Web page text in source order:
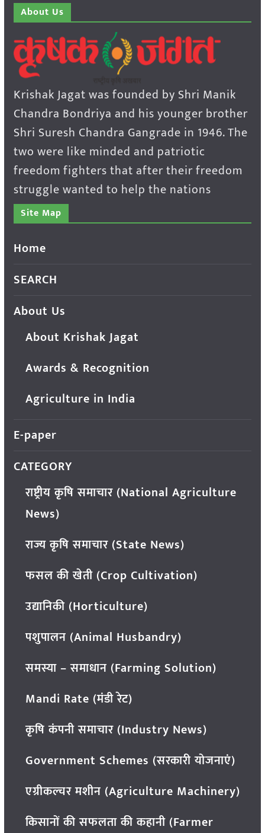
About Us
Krishak Jagat was founded by Shri Manik
Chandra Bondriya and his younger brother
Shri Suresh Chandra Gangrade in 1946. The
two were like minded and patriotic
freedom fighters that after their freedom
struggle wanted to help the nations
Site Map
Home
SEARCH
About Us
About Krishak Jagat
Awards & Recognition
Agriculture in India
E-paper
CATEGORY
राष्ट्रीय कृषि समाचार (National Agriculture
News)
राज्य कृषि समाचार (State News)
फसल की खेती (Crop Cultivation)
उद्यानिकी (Horticulture)
पशुपालन (Animal Husbandry)
समस्या – समाधान (Farming Solution)
Mandi Rate (मंडी रेट)
कृषि कंपनी समाचार (Industry News)
Government Schemes (सरकारी योजनाएं)
एग्रीकल्चर मशीन (Agriculture Machinery)
किसानों की सफलता की कहानी (Farmer